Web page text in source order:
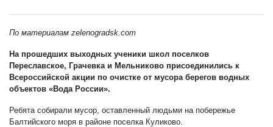
По материалам zelenogradsk.com
На прошедших выходных ученики школ поселков
Переславское, Грачевка и Мельниково присоединились к
Всероссийской акции по очистке от мусора берегов водных
объектов «Вода России».
Ребята собирали мусор, оставленный людьми на побережье
Балтийского моря в районе поселка Куликово.